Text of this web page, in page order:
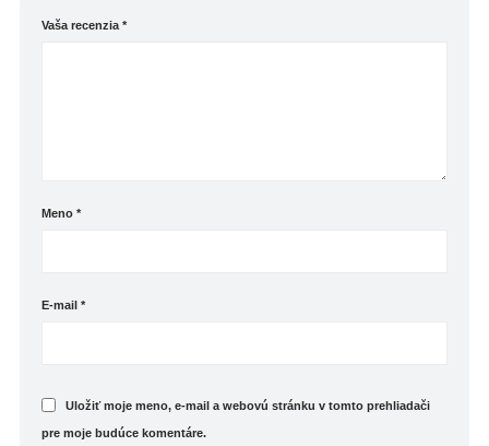
Vaša recenzia*
Meno*
E-mail*
Uložiť moje meno, e-mail a webovú stránku v tomto prehliadači
pre moje budúce komentáre.